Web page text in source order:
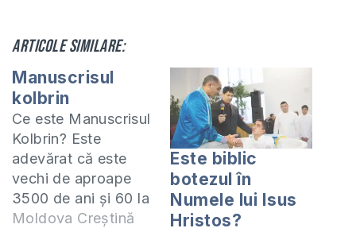
Articole similare:
Manuscrisul
kolbrin
Ce este Manuscrisul
Kolbrin? Este
adevărat că este
vechi de aproape
3500 de ani și 60 la
sută e la fel ca Biblia
Moldova Creștină
Este biblic
botezul în
Numele lui Isus
Hristos?